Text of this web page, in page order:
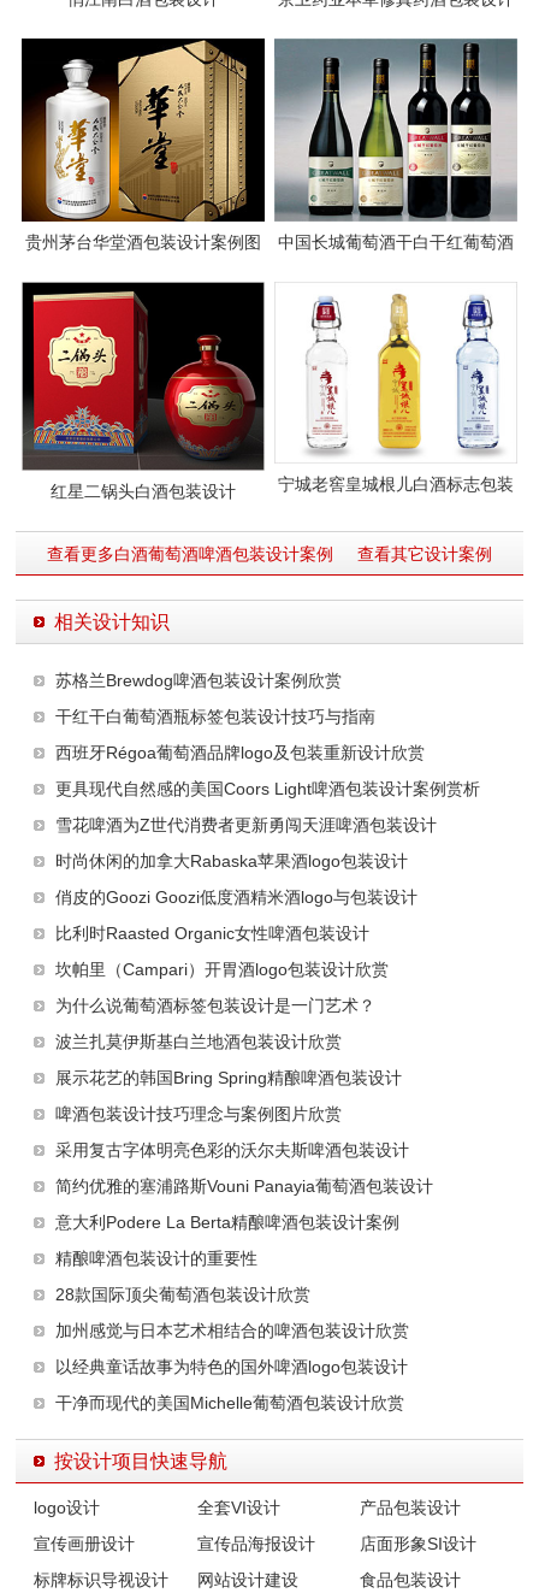
贵州茅台华堂酒包装设计案例图
中国长城葡萄酒干白干红葡萄酒
红星二锅头白酒包装设计
宁城老窖皇城根儿白酒标志包装
查看更多白酒葡萄酒啤酒包装设计案例 查看其它设计案例
相关设计知识
苏格兰Brewdog啤酒包装设计案例欣赏
干红干白葡萄酒瓶标签包装设计技巧与指南
西班牙Régoa葡萄酒品牌logo及包装重新设计欣赏
更具现代自然感的美国Coors Light啤酒包装设计案例赏析
雪花啤酒为Z世代消费者更新勇闯天涯啤酒包装设计
时尚休闲的加拿大Rabaska苹果酒logo包装设计
俏皮的Goozi Goozi低度酒精米酒logo与包装设计
比利时Raasted Organic女性啤酒包装设计
坎帕里（Campari）开胃酒logo包装设计欣赏
为什么说葡萄酒标签包装设计是一门艺术？
波兰扎莫伊斯基白兰地酒包装设计欣赏
展示花艺的韩国Bring Spring精酿啤酒包装设计
啤酒包装设计技巧理念与案例图片欣赏
采用复古字体明亮色彩的沃尔夫斯啤酒包装设计
简约优雅的塞浦路斯Vouni Panayia葡萄酒包装设计
意大利Podere La Berta精酿啤酒包装设计案例
精酿啤酒包装设计的重要性
28款国际顶尖葡萄酒包装设计欣赏
加州感觉与日本艺术相结合的啤酒包装设计欣赏
以经典童话故事为特色的国外啤酒logo包装设计
干净而现代的美国Michelle葡萄酒包装设计欣赏
按设计项目快速导航
logo设计 全套VI设计
产品包装设计
宣传画册设计
宣传品海报设计
店面形象SI设计
标牌标识导视设计
网站设计建设
食品包装设计